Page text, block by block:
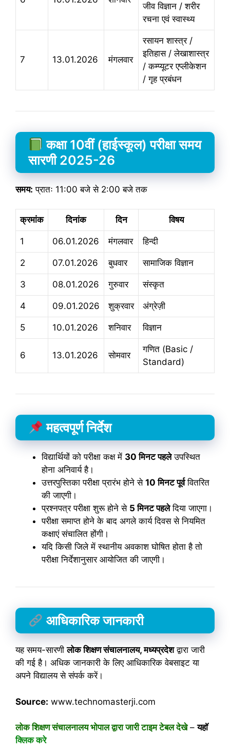
जीव विज्ञान / शरीर
रचना एवं स्वास्थ्य
7 13.01.2026 मंगलवार
रसायन शास्त्र /
इतिहास / लेखाशास्त्र
/ कम्प्यूटर एप्लीकेशन
/ गृह प्रबंधन
कक्षा 10वीं (हाईस्कूल) परीक्षा समय
सारणी 2025-26
समय: प्रातः 11:00 बजे से 2:00 बजे तक
क्रमांक दिनांक दिन विषय
1 06.01.2026 मंगलवार हिन्दी
2 07.01.2026 बुधवार सामाजिक विज्ञान
3 08.01.2026 गुरुवार संस्कृत
4 09.01.2026 शुक्रवार अंग्रेज़ी
5 10.01.2026 शनिवार विज्ञान
6 13.01.2026 सोमवार
गणित (Basic /
Standard)
महत्वपूर्ण निर्देश
विद्यार्थियों को परीक्षा कक्ष में 30 मिनट पहलेउपस्थित
होना अनिवार्य है।
उत्तरपुस्तिका परीक्षा प्रारंभ होने से 10 मिनट पूर्ववितरित
की जाएगी।
प्रश्नपत्र परीक्षा शुरू होने से 5 मिनट पहलेदिया जाएगा।
परीक्षा समाप्त होने के बाद अगले कार्य दिवस से नियमित
कक्षाएं संचालित होंगी।
यदि किसी जिले में स्थानीय अवकाश घोषित होता है तो
परीक्षा निर्देशानुसार आयोजित की जाएगी।
आधिकारिक जानकारी
यह समय-सारणीलोक शिक्षण संचालनालय, मध्यप्रदेशद्वारा जारी
की गई है। अधिक जानकारी के लिए आधिकारिक वेबसाइट या
अपने विद्यालय से संपर्क करें।
Source: www.technomasterji.com
लोक शिक्षण संचालनालय भोपाल द्वारा जारी टाइम टेबल देखे–यहाॅ
क्लिक करे